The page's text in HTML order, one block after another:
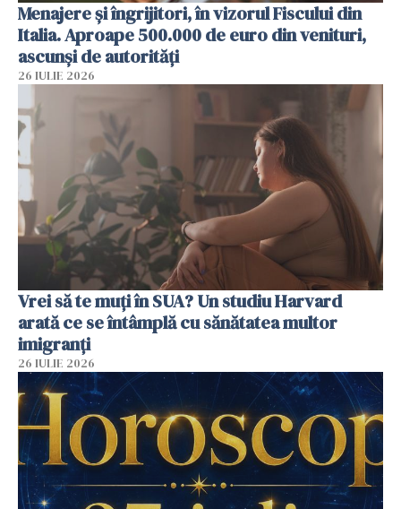
Menajere și îngrijitori, în vizorul Fiscului din
Italia. Aproape 500.000 de euro din venituri,
ascunși de autorități
26 IULIE 2026
Vrei să te muți în SUA? Un studiu Harvard
arată ce se întâmplă cu sănătatea multor
imigranți
26 IULIE 2026